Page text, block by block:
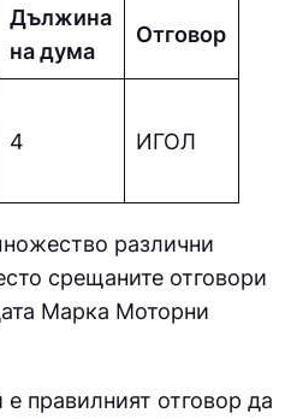
Дължина
на дума
Отговор
4 ИГОЛ
различни
срещаните отговори
Марка Моторни
правилният отговор да